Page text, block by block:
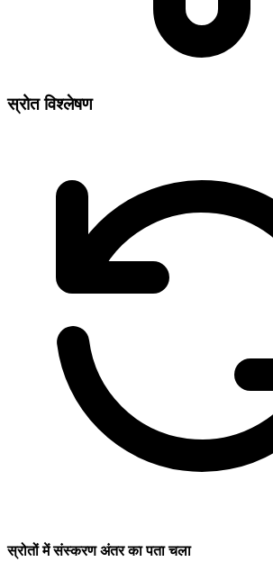
स्रोत विश्लेषण
स्रोतों में संस्करण अंतर का पता चला